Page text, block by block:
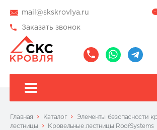
mail@skskrovlya.ru
Заказать звонок
Главная Каталог Элементы безопасности
лестницы
Кровельные лестницы RoofSystems